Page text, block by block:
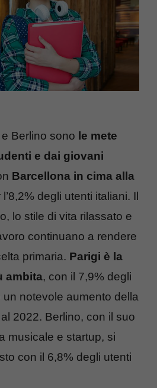
Berlino sono le mete
e dai giovani
Barcellona in cima alla
degli utenti italiani. Il
lo stile di vita rilassato e
continuano a rendere
primaria. Parigi è la
ambita, con il 7,9% degli
un notevole aumento della
2022. Berlino, con il suo
musicale e startup, si
con il 6,8% degli utenti